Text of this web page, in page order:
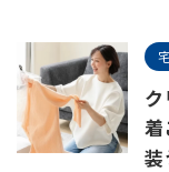
着
装